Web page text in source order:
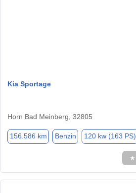
Kia Sportage
Horn Bad Meinberg, 32805
156.586 km Benzin 120 kw (163 PS)
★